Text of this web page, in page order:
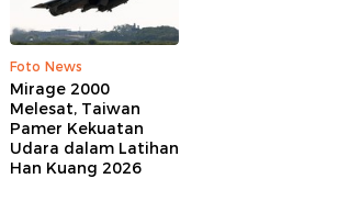
Foto News
Mirage 2000
Melesat, Taiwan
Pamer Kekuatan
Udara dalam Latihan
Han Kuang 2026